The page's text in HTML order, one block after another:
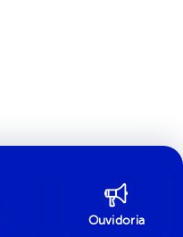
Ouvidoria